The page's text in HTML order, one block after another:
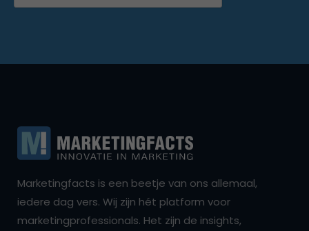
Marketingfacts is een beetje van ons allemaal,
iedere dag vers. Wij zijn hét platform voor
marketingprofessionals. Het zijn de insights,